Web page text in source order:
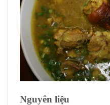
Nguyên liệu